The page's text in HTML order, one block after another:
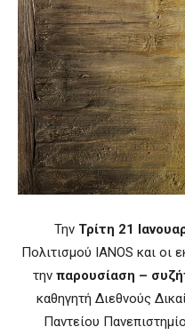
Την Τρίτη 21
Πολιτισμού IANOS και οι
την παρουσίαση –
καθηγητή Διεθνούς
Παντείου